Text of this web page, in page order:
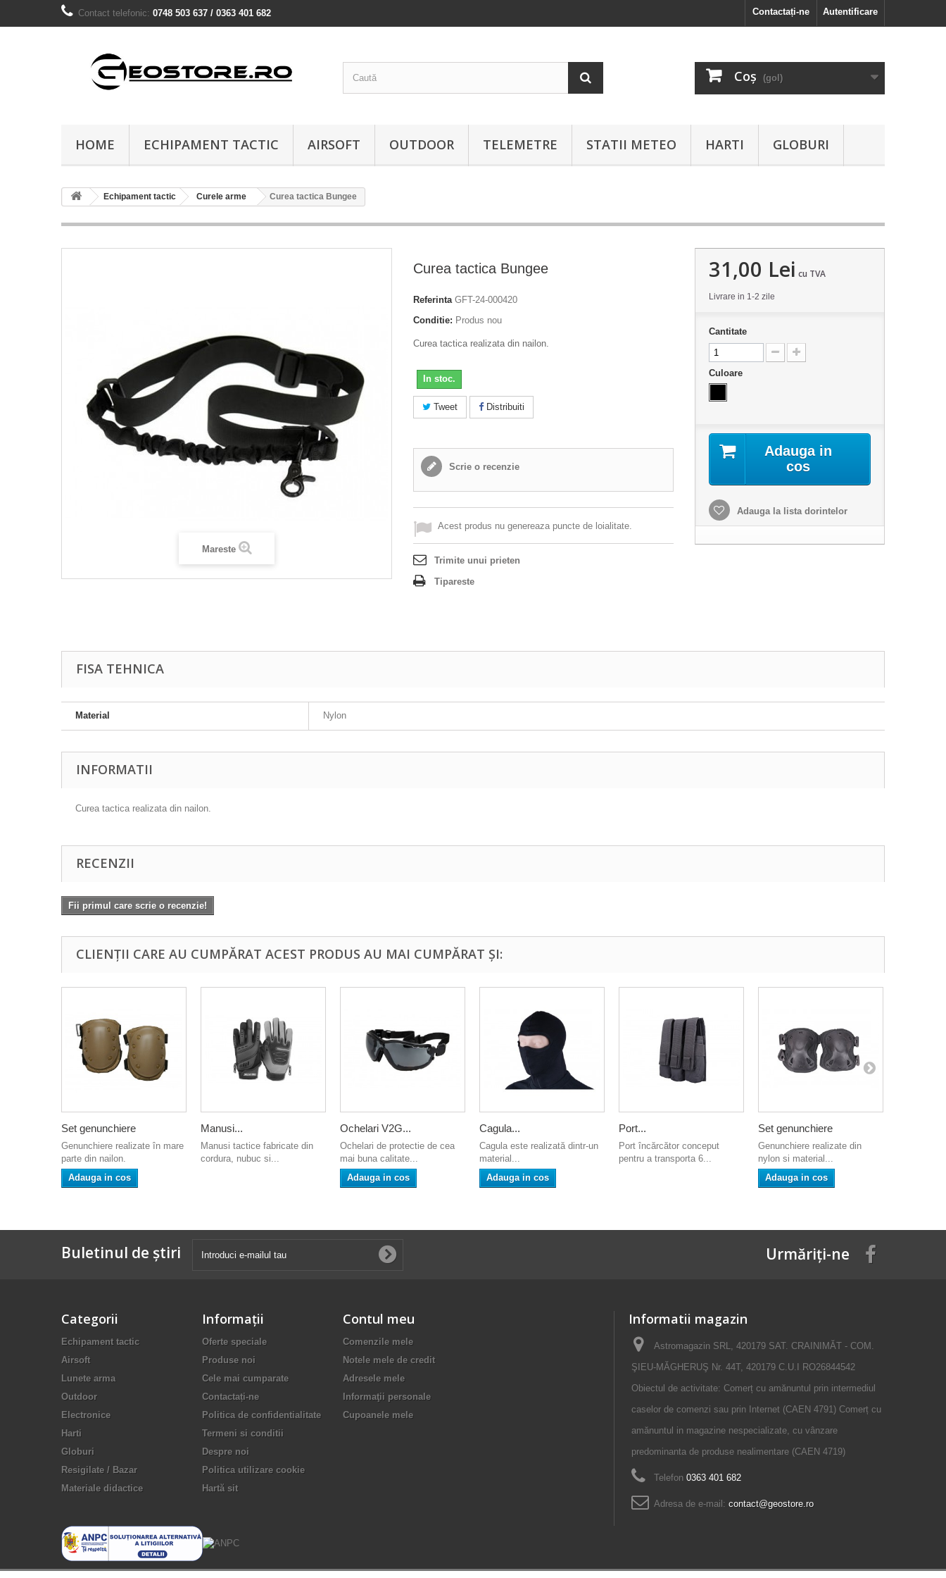
Autentificare
Contactați-ne
Contact telefonic: 0748 503 637 / 0363 401 682
Coş (gol)
HOME ECHIPAMENT TACTIC AIRSOFT OUTDOOR TELEMETRE STATII METEO HARTI GLOBURI
Echipament tactic Curele arme Curea tactica Bungee
Mareste
Curea tactica Bungee
Referinta GFT-24-000420
Conditie: Produs nou
Curea tactica realizata din nailon.
In stoc.
Tweet Distribuiti
Scrie o recenzie
Acest produs nu genereaza puncte de loialitate.
Trimite unui prieten
Tipareste
31,00 Lei cu TVA
Livrare in 1-2 zile
Cantitate
Culoare
Adauga in
cos
Adauga la lista dorintelor
FISA TEHNICA
Material Nylon
INFORMATII
Curea tactica realizata din nailon.
RECENZII
Fii primul care scrie o recenzie!
CLIENȚII CARE AU CUMPĂRAT ACEST PRODUS AU MAI CUMPĂRAT ȘI:
Set genunchiere
Genunchiere realizate în mare
parte din nailon.
Adauga in cos
Manusi...
Manusi tactice fabricate din
cordura, nubuc si...
Ochelari V2G...
Ochelari de protectie de cea
mai buna calitate...
Adauga in cos
Cagula...
Cagula este realizată dintr-un
material...
Adauga in cos
Port...
Port încărcător conceput
pentru a transporta 6...
Set genunchiere
Genunchiere realizate din
nylon si material...
Adauga in cos
Buletinul de știri Urmăriți-ne
Categorii
Echipament tactic
Airsoft
Lunete arma
Outdoor
Electronice
Harti
Globuri
Resigilate / Bazar
Materiale didactice
Informaţii
Oferte speciale
Produse noi
Cele mai cumparate
Contactați-ne
Politica de confidentialitate
Termeni si conditii
Despre noi
Politica utilizare cookie
Hartă sit
Contul meu
Comenzile mele
Notele mele de credit
Adresele mele
Informaţii personale
Cupoanele mele
Informatii magazin
Astromagazin SRL, 420179 SAT. CRAINIMĂT - COM.
ŞIEU-MĂGHERUŞ Nr. 44T, 420179 C.U.I RO26844542
Obiectul de activitate: Comerț cu amănuntul prin intermediul
caselor de comenzi sau prin Internet (CAEN 4791) Comerț cu
amănuntul in magazine nespecializate, cu vânzare
predominanta de produse nealimentare (CAEN 4719)
Telefon 0363 401 682
Adresa de e-mail: contact@geostore.ro